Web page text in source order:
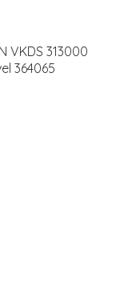
VKDS 313000
364065